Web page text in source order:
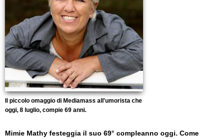
Il piccolo omaggio di Mediamass all'umorista che
oggi, 8 luglio, compie 69 anni.
Mimie Mathy festeggia il suo 69° compleanno oggi. Come